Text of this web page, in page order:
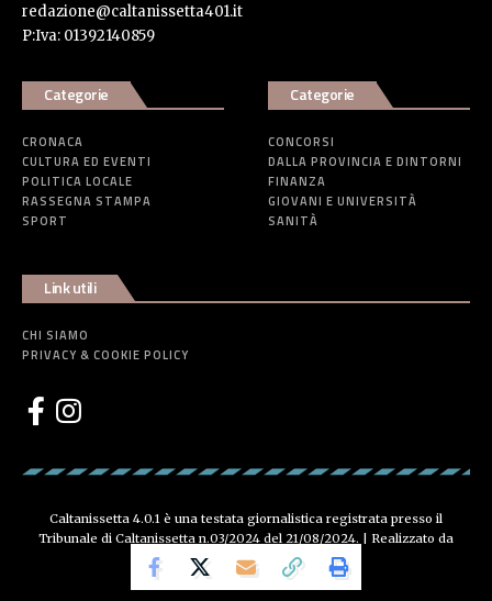
redazione@caltanissetta401.it
P:Iva: 01392140859
Categorie
CRONACA
CULTURA ED EVENTI
POLITICA LOCALE
RASSEGNA STAMPA
SPORT
Categorie
CONCORSI
DALLA PROVINCIA E DINTORNI
FINANZA
GIOVANI E UNIVERSITÀ
SANITÀ
Link utili
CHI SIAMO
PRIVACY & COOKIE POLICY
Caltanissetta 4.0.1 è una testata giornalistica registrata presso il
Tribunale di Caltanissetta n.03/2024 del 21/08/2024. | Realizzato da
Creative Agency